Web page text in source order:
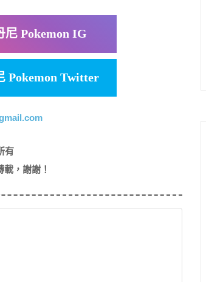
Pokemon IG
Pokemon Twitter
有
，謝謝！